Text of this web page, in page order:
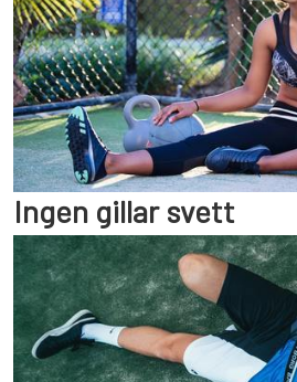
Ingen gillar svett